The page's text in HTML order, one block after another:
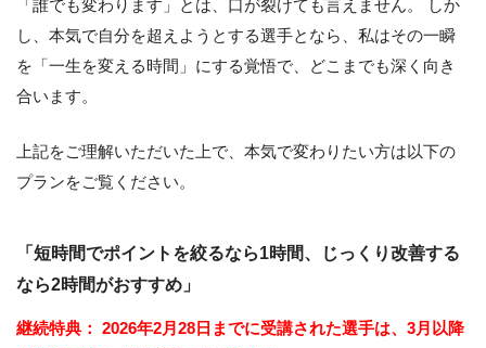
「誰でも変わります」とは、口が裂けても言えません。 しか
し、本気で自分を超えようとする選手となら、私はその一瞬
を「一生を変える時間」にする覚悟で、どこまでも深く向き
合います。
上記をご理解いただいた上で、本気で変わりたい方は以下の
プランをご覧ください。
「短時間でポイントを絞るなら1時間、じっくり改善する
なら2時間がおすすめ」
継続特典：
2026年2月28日までに受講された選手は、3月以降